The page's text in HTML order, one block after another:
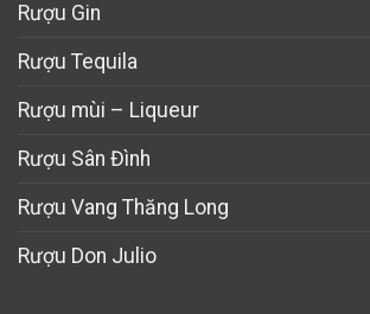
Rượu Gin
Rượu Tequila
Rượu mùi – Liqueur
Rượu Sân Đình
Rượu Vang Thăng Long
Rượu Don Julio